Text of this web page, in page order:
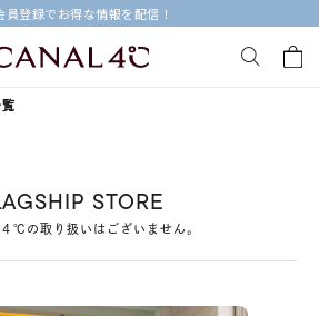
員登録でお得な情報を配信！
#ハーフエタニティリング
覧
STORE
℃の取り扱いはございません。